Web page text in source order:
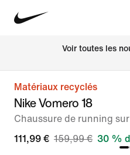
Voir toutes les
Matériaux recyclés
Nike Vomero 18
Chaussure de running
111,99 € 159,99 € 30 %